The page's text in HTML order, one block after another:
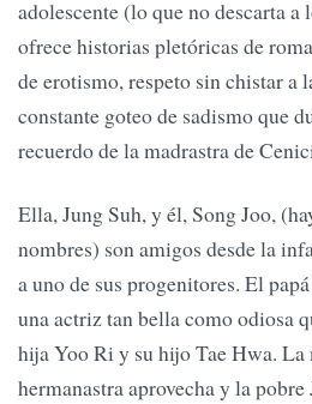
adolescente (lo que no descarta a
ofrece historias pletóricas de
de erotismo, respeto sin chistar a
constante goteo de sadismo que
recuerdo de la madrastra de
Ella, Jung Suh, y él, Song Joo,
nombres) son amigos desde la
a uno de sus progenitores. El
una actriz tan bella como odiosa
hija Yoo Ri y su hijo Tae Hwa. La
hermanastra aprovecha y la